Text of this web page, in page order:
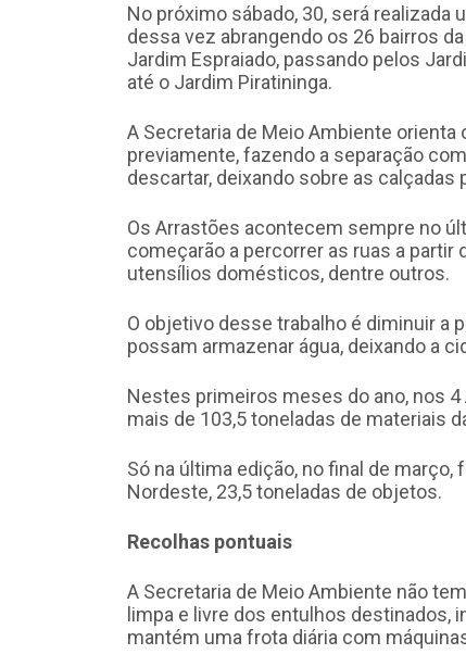
No próximo sábado, 30, será realizada
dessa vez abrangendo os 26 bairros
Jardim Espraiado, passando pelos
até o Jardim Piratininga.
A Secretaria de Meio Ambiente
previamente, fazendo a separação
descartar, deixando sobre as
Os Arrastões acontecem sempre no
começarão a percorrer as ruas a
utensílios domésticos, dentre outros.
O objetivo desse trabalho é diminuir a
possam armazenar água, deixando a
Nestes primeiros meses do ano, nos
mais de 103,5 toneladas de materiais
Só na última edição, no final de
Nordeste, 23,5 toneladas de objetos.
Recolhas pontuais
A Secretaria de Meio Ambiente não
limpa e livre dos entulhos destinados,
mantém uma frota diária com